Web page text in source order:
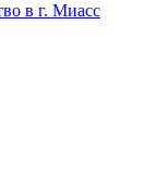
в г. Миасс